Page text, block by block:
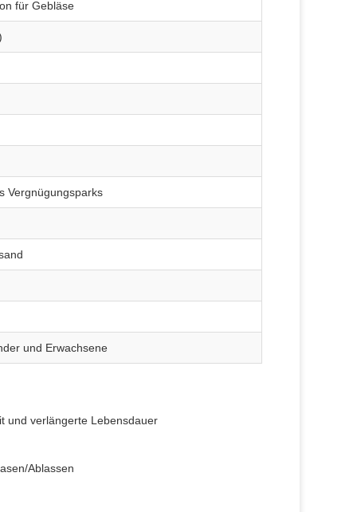
für Gebläse
Vergnügungsparks
und Erwachsene
und verlängerte Lebensdauer
Ablassen